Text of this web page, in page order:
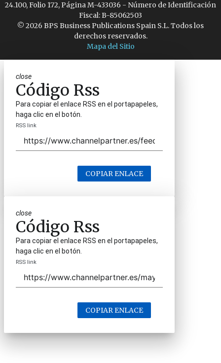
24.100, Folio 172, Página M-433036 - Número de Identificación
Fiscal: B-85062503
© 2026 BPS Business Publications Spain S.L. Todos los
derechos reservados.
Mapa del Sitio
close
Código Rss
Para copiar el enlace RSS en el portapapeles,
haga clic en el botón.
RSS link
COPIAR ENLACE
close
Código Rss
Para copiar el enlace RSS en el portapapeles,
haga clic en el botón.
RSS link
COPIAR ENLACE